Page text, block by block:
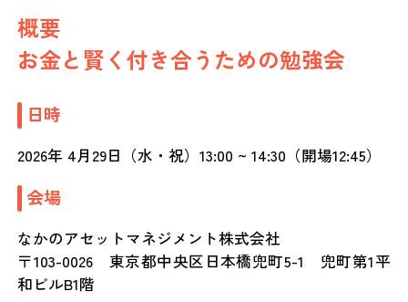
概要
お金と賢く付き合うための勉強会
日時
2026年 4月29日（水・祝）13:00 ~ 14:30（開場12:45）
会場
なかのアセットマネジメント株式会社
〒103-0026 東京都中央区日本橋兜町5-1 兜町第1平
和ビルB1階